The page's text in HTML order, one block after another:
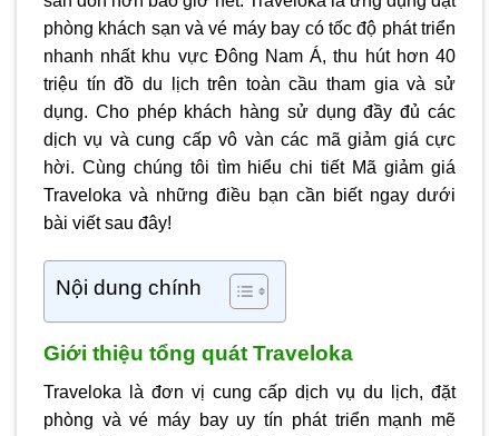
phòng khách sạn và vé máy bay có tốc độ phát triển
nhanh nhất khu vực Đông Nam Á, thu hút hơn 40
triệu tín đồ du lịch trên toàn cầu tham gia và sử
dụng. Cho phép khách hàng sử dụng đầy đủ các
dịch vụ và cung cấp vô vàn các mã giảm giá cực
hời. Cùng chúng tôi tìm hiểu chi tiết Mã giảm giá
Traveloka và những điều bạn cần biết ngay dưới
bài viết sau đây!
Nội dung chính
Giới thiệu tổng quát Traveloka
Traveloka là đơn vị cung cấp dịch vụ du lịch, đặt
phòng và vé máy bay uy tín phát triển mạnh mẽ